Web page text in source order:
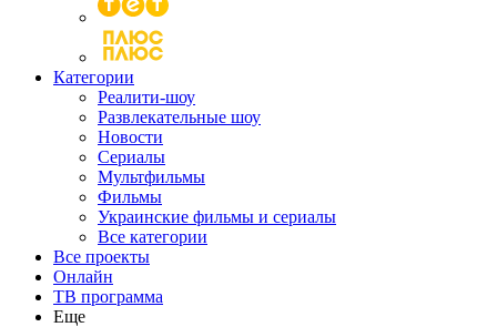
Категории
Реалити-шоу
Развлекательные шоу
Новости
Сериалы
Мультфильмы
Фильмы
Украинские фильмы и сериалы
Все категории
Все проекты
Онлайн
ТВ программа
Еще